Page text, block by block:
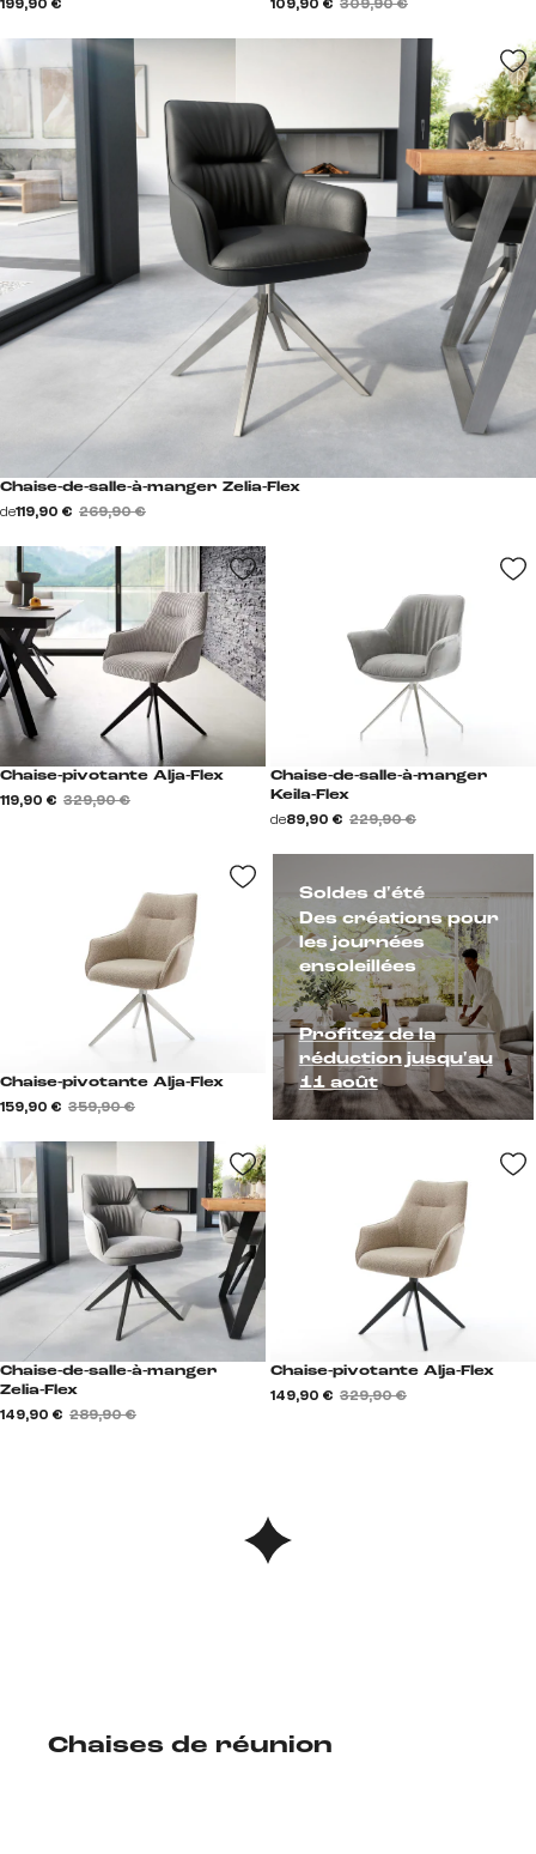
Soldes d'été
Des créations pour
les journées
ensoleillées
Profitez de la
réduction jusqu'au
11 août
Chaise-de-salle-à-manger Zelia-Flex
de119,90 € 269,90 €
Chaise-pivotante Alja-Flex
119,90 € 329,90 €
Chaise-de-salle-à-manger
Keila-Flex
de89,90 € 229,90 €
Chaise-pivotante Alja-Flex
159,90 € 359,90 €
Chaise-de-salle-à-manger
Zelia-Flex
149,90 € 289,90 €
Chaise-pivotante Alja-Flex
149,90 € 329,90 €
Chaises de réunion